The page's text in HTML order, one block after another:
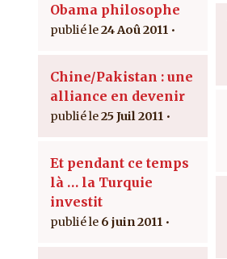
Obama philosophe
24 Aoû 2011
Chine/Pakistan : une
alliance en devenir
25 Juil 2011
Et pendant ce temps
là … la Turquie
investit
6 juin 2011